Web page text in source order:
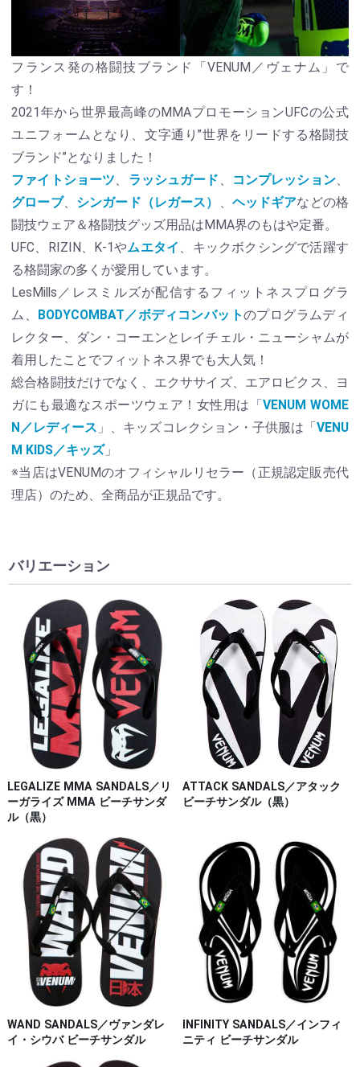
フランス発の格闘技ブランド「VENUM／ヴェナム」で
す！
2021年から世界最高峰のMMAプロモーションUFCの公式
ユニフォームとなり、文字通り”世界をリードする格闘技
ブランド”となりました！
ファイトショーツ
ラッシュガード コンプレッション、
グローブ、 シンガード（レガース） ヘッドギアなどの格
闘技ウェア＆格闘技グッズ用品はMMA界のもはや定番。
UFC、RIZIN、K-1やムエタイ
、キックボクシングで活躍す
る格闘家の多くが愛用しています。
LesMills／レスミルズが配信するフィットネスプログラ
ム、 BODYCOMBAT／ボディコンバットのプログラムディ
レクター、ダン・コーエンとレイチェル・ニューシャムが
着用したことでフィットネス界でも大人気！
総合格闘技だけでなく、エクササイズ、エアロビクス、ヨ
ガにも最適なスポーツウェア！女性用は「VENUM WOME
N／レディース 」、キッズコレクション・子供服は「VENU
M KIDS／キッズ」
※当店はVENUMのオフィシャルリセラー（正規認定販売代
理店）のため、全商品が正規品です。
バリエーション
LEGALIZE MMA SANDALS／リ
ーガライズ MMA ビーチサンダ
ル（黒）
ATTACK SANDALS／アタック
ビーチサンダル（黒）
WAND SANDALS／ヴァンダレ
イ・シウバ ビーチサンダル
INFINITY SANDALS／インフィ
ニティ ビーチサンダル